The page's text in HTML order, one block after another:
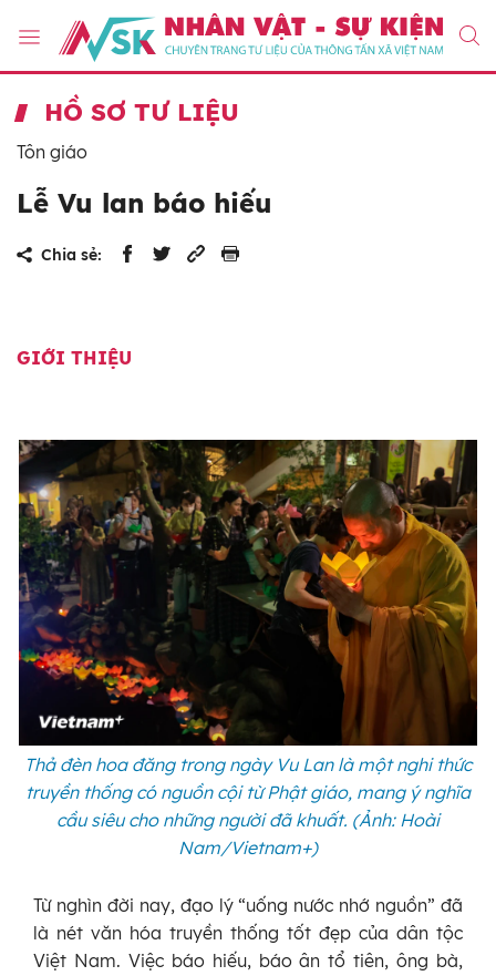
HỒ SƠ TƯ LIỆU
Tôn giáo
Lễ Vu lan báo hiếu
Chia sẻ:
GIỚI THIỆU
Thả đèn hoa đăng trong ngày Vu Lan là một nghi thức
truyền thống có nguồn cội từ Phật giáo, mang ý nghĩa
cầu siêu cho những người đã khuất. (Ảnh: Hoài
Nam/Vietnam+)
Từ nghìn đời nay, đạo lý “uống nước nhớ nguồn” đã
là nét văn hóa truyền thống tốt đẹp của dân tộc
Việt Nam. Việc báo hiếu, báo ân tổ tiên, ông bà,